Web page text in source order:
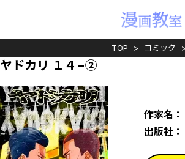
TOP コミック
ヤドカリ １４−②
作家名：
出版社：